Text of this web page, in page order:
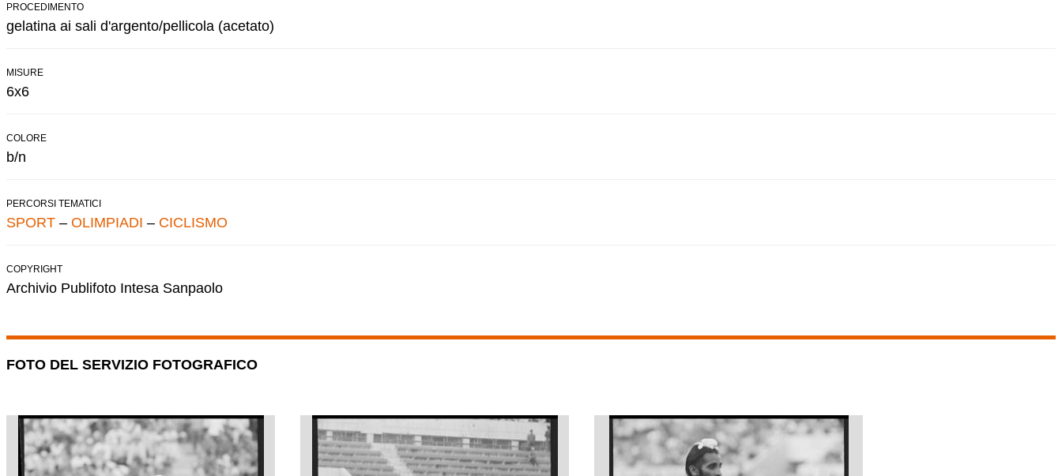
PROCEDIMENTO
gelatina ai sali d'argento/pellicola (acetato)
MISURE
6x6
COLORE
b/n
PERCORSI TEMATICI
SPORT – OLIMPIADI – CICLISMO
COPYRIGHT
Archivio Publifoto Intesa Sanpaolo
FOTO DEL SERVIZIO FOTOGRAFICO